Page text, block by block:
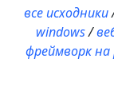
все исходники
windows/
фреймворк на